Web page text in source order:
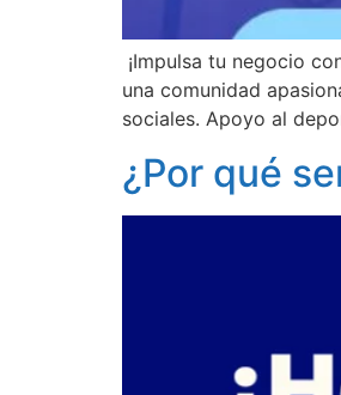
¡Impulsa tu negocio
una comunidad
sociales. Apoyo al
¿Por qué